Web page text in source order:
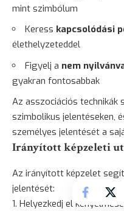
mint szimbólum
Keress kapcsolódási
élethelyzeteddel
Figyelj a nem
gyakran fontosabbak
Az asszociációs technikák
szimbolikus jelentéseken,
személyes jelentését a
Irányított képzeleti
Az irányított képzelet
jelentését:
Helyezkedj el